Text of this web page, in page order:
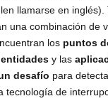
llamarse en
una combinación de
los puntos
y las
desafío para
tecnología de